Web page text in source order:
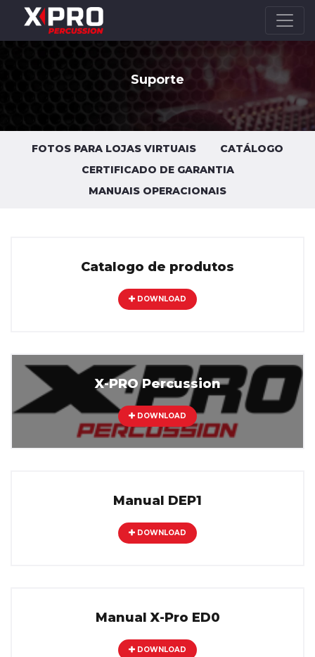
Suporte
FOTOS PARA LOJAS VIRTUAIS
CATÁLOGO
CERTIFICADO DE GARANTIA
MANUAIS OPERACIONAIS
Catalogo de produtos
DOWNLOAD
X-PRO Percussion
DOWNLOAD
Manual DEP1
DOWNLOAD
Manual X-Pro ED0
DOWNLOAD